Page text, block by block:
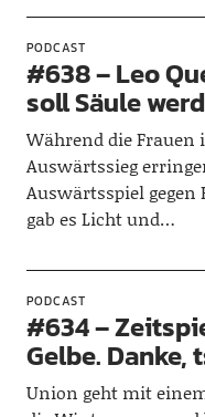
PODCAST
#638 – Leo
soll Säule
Während die
Auswärtssieg
Auswärtsspiel gegen
gab es Licht und…
PODCAST
#634 –
Gelbe. Danke,
Union geht mit